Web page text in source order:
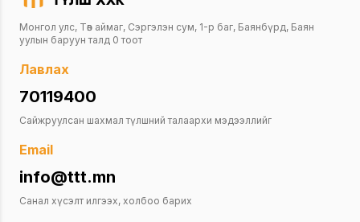
эрдэмтэн багш нар шүүн явуулах юм.
Монгол улс, Төв аймаг, Сэргэлэн сум, 1-р баг, Баянбүрд, Баян
уулын баруун талд 0 тоот
Лавлах
70119400
Сайжруулсан шахмал түлшний талаархи мэдээллийг
Email
info@ttt.mn
Санал хүсэлт илгээх, холбоо барих